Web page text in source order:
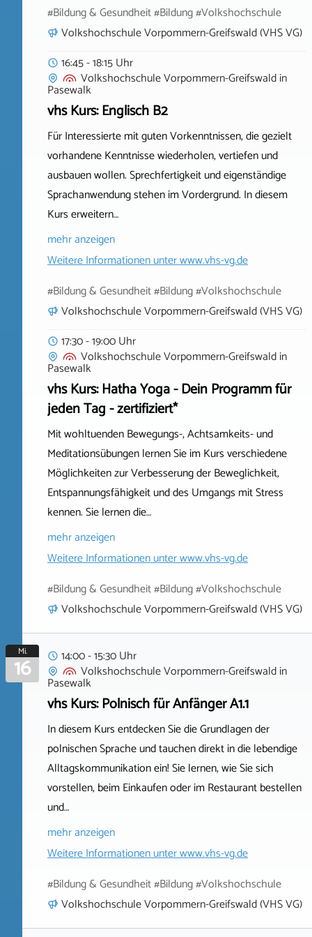
#Bildung & Gesundheit #Bildung #Volkshochschule
Volkshochschule Vorpommern-Greifswald (VHS VG)
16:45 - 18:15 Uhr
Volkshochschule Vorpommern-Greifswaldin
Pasewalk
vhs Kurs: Englisch B2
Für Interessierte mit guten Vorkenntnissen, die gezielt
vorhandene Kenntnisse wiederholen, vertiefen und
ausbauen wollen. Sprechfertigkeit und eigenständige
Sprachanwendung stehen im Vordergrund. In diesem
Kurs erweitern…
mehr anzeigen
Weitere Informationen unterwww.vhs-vg.de
#Bildung & Gesundheit #Bildung #Volkshochschule
Volkshochschule Vorpommern-Greifswald (VHS VG)
17:30 - 19:00 Uhr
Volkshochschule Vorpommern-Greifswaldin
Pasewalk
vhs Kurs: Hatha Yoga - Dein Programm für
jeden Tag - zertifiziert*
Mit wohltuenden Bewegungs-, Achtsamkeits- und
Meditationsübungen lernen Sie im Kurs verschiedene
Möglichkeiten zur Verbesserung der Beweglichkeit,
Entspannungsfähigkeit und des Umgangs mit Stress
kennen. Sie lernen die…
mehr anzeigen
Weitere Informationen unterwww.vhs-vg.de
#Bildung & Gesundheit #Bildung #Volkshochschule
Volkshochschule Vorpommern-Greifswald (VHS VG)
Mi.
16
14:00 - 15:30 Uhr
Volkshochschule Vorpommern-Greifswaldin
Pasewalk
vhs Kurs: Polnisch für Anfänger A1.1
In diesem Kurs entdecken Sie die Grundlagen der
polnischen Sprache und tauchen direkt in die lebendige
Alltagskommunikation ein! Sie lernen, wie Sie sich
vorstellen, beim Einkaufen oder im Restaurant bestellen
und…
mehr anzeigen
Weitere Informationen unterwww.vhs-vg.de
#Bildung & Gesundheit #Bildung #Volkshochschule
Volkshochschule Vorpommern-Greifswald (VHS VG)